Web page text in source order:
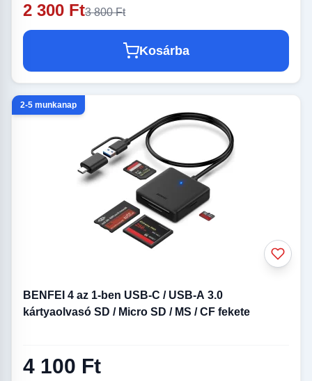
2 300 Ft3 800 Ft
Kosárba
2-5 munkanap
BENFEI 4 az 1-ben USB-C / USB-A 3.0
kártyaolvasó SD / Micro SD / MS / CF fekete
4 100 Ft